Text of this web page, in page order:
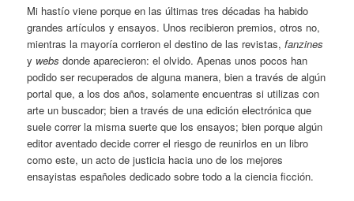
Mi hastío viene porque en las últimas tres décadas ha habido
grandes artículos y ensayos. Unos recibieron premios, otros no,
mientras la mayoría corrieron el destino de las revistas,fanzines
y webs donde aparecieron: el olvido. Apenas unos pocos han
podido ser recuperados de alguna manera, bien a través de algún
portal que, a los dos años, solamente encuentras si utilizas con
arte un buscador; bien a través de una edición electrónica que
suele correr la misma suerte que los ensayos; bien porque algún
editor aventado decide correr el riesgo de reunirlos en un libro
como este, un acto de justicia hacia uno de los mejores
ensayistas españoles dedicado sobre todo a la ciencia ficción.